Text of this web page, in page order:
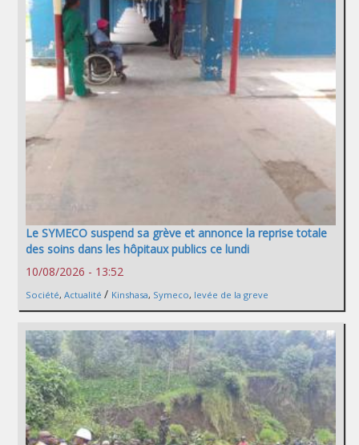
Le SYMECO suspend sa grève et annonce la reprise totale
des soins dans les hôpitaux publics ce lundi
10/08/2026 - 13:52
Société, Actualité / Kinshasa, Symeco, levée de la greve